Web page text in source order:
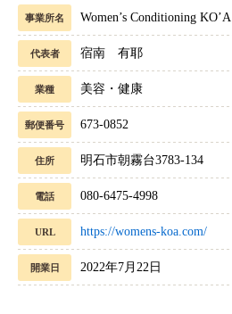
事業所名 Women’s Conditioning KO’A
代表者 宿南 有耶
業種 美容・健康
郵便番号 673-0852
住所 明石市朝霧台3783-134
電話 080-6475-4998
URL https://womens-koa.com/
開業日 2022年7月22日